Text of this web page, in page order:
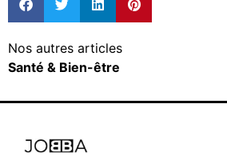
Nos autres articles
Santé & Bien-être